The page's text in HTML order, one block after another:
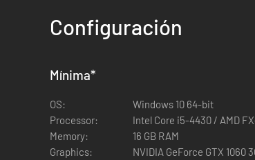
Configuración
Mínima*
OS:
Windows 10 64-bit
Processor:
Intel Core i5-4430 / AMD
Memory:
16 GB RAM
Graphics:
NVIDIA GeForce GTX 1060